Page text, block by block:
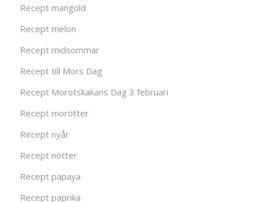
Recept mangold
Recept melon
Recept midsommar
Recept till Mors Dag
Recept Morotskakans Dag 3 februari
Recept morötter
Recept nyår
Recept nötter
Recept papaya
Recept paprika